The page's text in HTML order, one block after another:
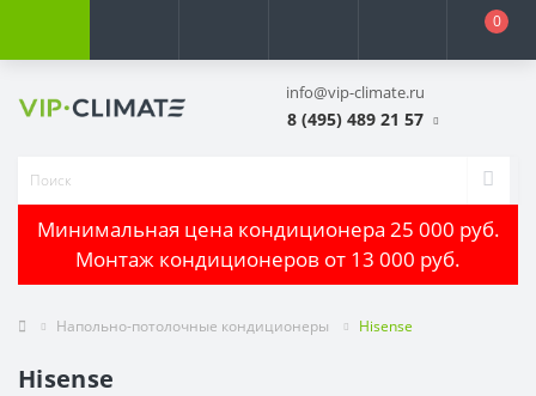
0
info@vip-climate.ru
8 (495) 489 21 57
Минимальная цена кондиционера 25 000 руб.
Монтаж кондиционеров от 13 000 руб.
Напольно-потолочные кондиционеры Hisense
Hisense